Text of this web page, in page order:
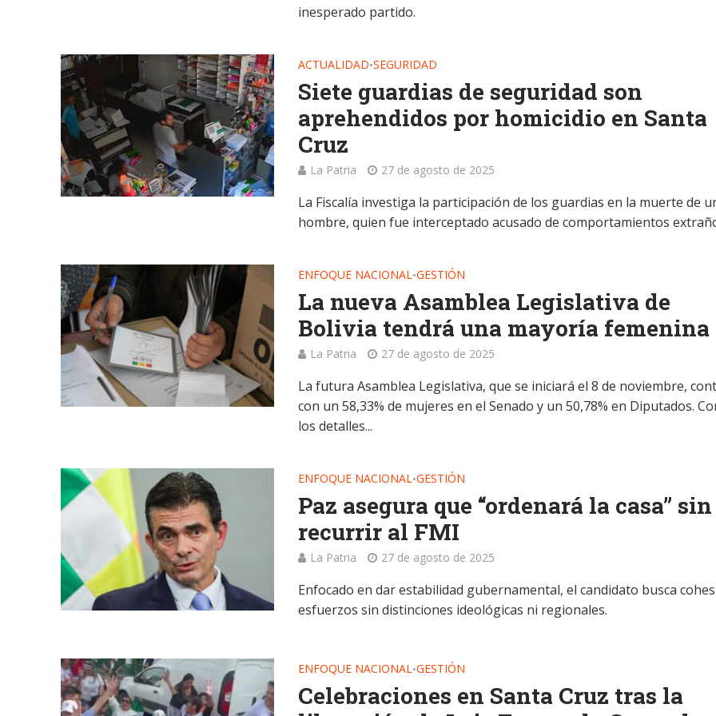
inesperado partido.
ACTUALIDAD•SEGURIDAD
Siete guardias de seguridad son
aprehendidos por homicidio en Santa
Cruz
La Patria 27 de agosto de 2025
La Fiscalía investiga la participación de los guardias en la muerte de
hombre, quien fue interceptado acusado de comportamientos
ENFOQUE NACIONAL•GESTIÓN
La nueva Asamblea Legislativa de
Bolivia tendrá una mayoría femenina
La Patria 27 de agosto de 2025
La futura Asamblea Legislativa, que se iniciará el 8 de noviembre,
con un 58,33% de mujeres en el Senado y un 50,78% en Diputados.
los detalles...
ENFOQUE NACIONAL•GESTIÓN
Paz asegura que “ordenará la casa” sin
recurrir al FMI
La Patria 27 de agosto de 2025
Enfocado en dar estabilidad gubernamental, el candidato busca
esfuerzos sin distinciones ideológicas ni regionales.
ENFOQUE NACIONAL•GESTIÓN
Celebraciones en Santa Cruz tras la